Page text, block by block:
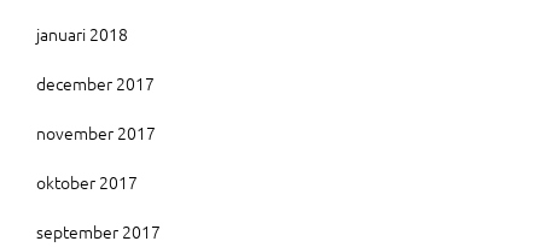
januari 2018
december 2017
november 2017
oktober 2017
september 2017